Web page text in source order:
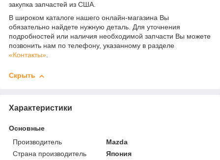
закупка запчастей из США.
В широком каталоге нашего онлайн-магазина Вы
обязательно найдете нужную деталь. Для уточнения
подробностей или наличия необходимой запчасти Вы можете
позвонить нам по телефону, указанному в разделе
«Контакты».
Скрыть
Характеристики
Основные
Производитель
Mazda
Страна производитель
Япония